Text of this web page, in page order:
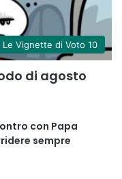
Le Vignette di Voto 10
di agosto
con Papa
sempre